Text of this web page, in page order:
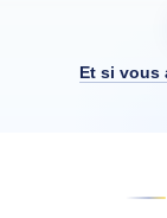
Et si vous